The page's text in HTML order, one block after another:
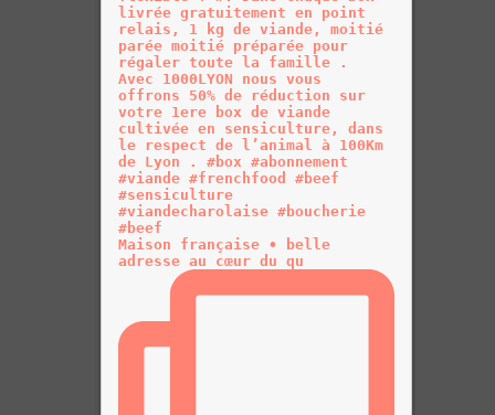
Maison française • belle
adresse au cœur du qu